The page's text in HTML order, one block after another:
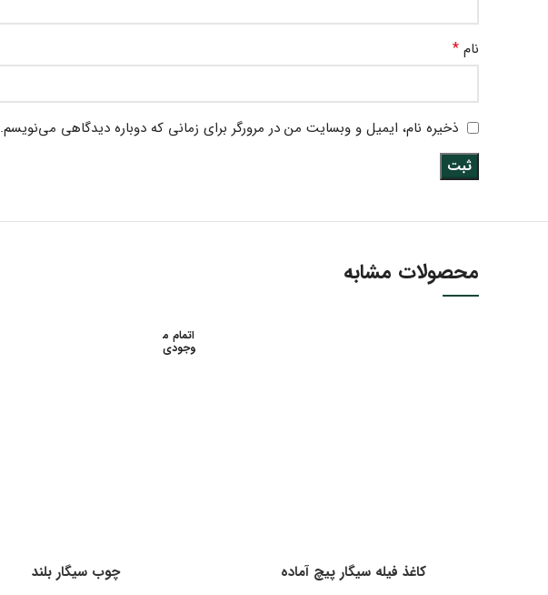
نام *
ذخیره نام، ایمیل و وبسایت من در مرورگر برای زمانی که دوباره دیدگاهی می‌نویسم.
محصولات مشابه
کاغذ فیله سیگار پیچ آماده
اتمام م
وجودی
چوب سیگار بلند